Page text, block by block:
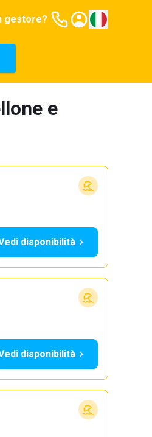
gestore?
e
disponibilità
disponibilità